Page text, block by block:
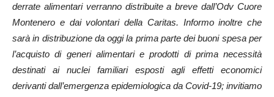
derrate alimentari verranno distribuite a breve dall’Odv Cuore
Montenero e dai volontari della Caritas. Informo inoltre che
sarà in distribuzione da oggi la prima parte dei buoni spesa per
l’acquisto di generi alimentari e prodotti di prima necessità
destinati ai nuclei familiari esposti agli effetti economici
derivanti dall’emergenza epidemiologica da Covid-19; invitiamo